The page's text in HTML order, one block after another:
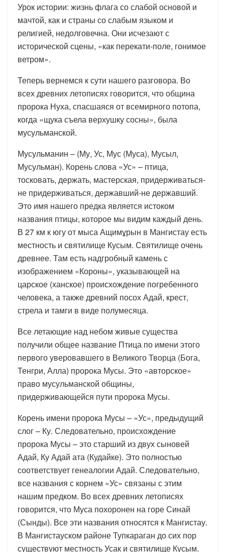
Урок истории: жизнь флага со слабой основой и
мачтой, как и страны со слабым языком и
религией, недолговечна. Они исчезают с
исторической сцены, «как перекати-поле, гонимое
ветром».
Теперь вернемся к сути нашего разговора. Во
всех древних летописях говорится, что община
пророка Нуха, спасшаяся от всемирного потопа,
когда «щука съела верхушку сосны», была
мусульманской.
Мусульманин – (Му, Ус, Мус (Муса), Мусыл,
Мусульман). Корень слова «Ус» – птица,
тосковать, держать, мастерская, придерживаться-
не придерживаться, державший-не державший.
Это имя нашего предка является истоком
названия птицы, которое мы видим каждый день.
В 27 км к югу от мыса Ащимұрын в Мангистау есть
местность и святилище Кусым. Святилище очень
древнее. Там есть надгробный камень с
изображением «Короны», указывающей на
царское (ханское) происхождение погребенного
человека, а также древний посох Адай, крест,
стрела и тамги в виде полумесяца.
Все летающие над небом живые существа
получили общее название Птица по имени этого
первого уверовавшего в Великого Творца (Бога,
Тенгри, Алла) пророка Мусы. Это «авторское»
право мусульманской общины,
придерживающейся пути пророка Мусы.
Корень имени пророка Мусы – «Ус», предыдущий
слог – Ку. Следовательно, происхождение
пророка Мусы – это старший из двух сыновей
Адай, Ку Адай ата (Кудайке). Это полностью
соответствует генеалогии Адай. Следовательно,
все названия с корнем «Ус» связаны с этим
нашим предком. Во всех древних летописях
говорится, что Муса похоронен на горе Синай
(Сынды). Все эти названия относятся к Мангистау.
В Мангистауском районе Тупкараган до сих пор
существуют местность Усак и святилище Кусым.